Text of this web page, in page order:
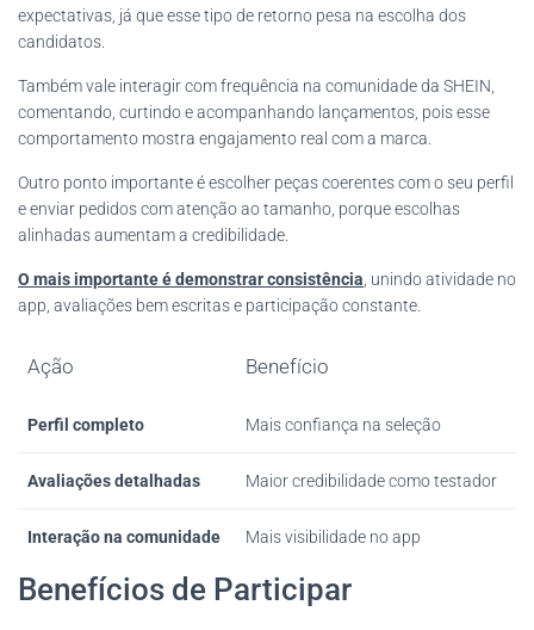
expectativas, já que esse tipo de retorno pesa na escolha dos
candidatos.
Também vale interagir com frequência na comunidade da SHEIN,
comentando, curtindo e acompanhando lançamentos, pois esse
comportamento mostra engajamento real com a marca.
Outro ponto importante é escolher peças coerentes com o seu perfil
e enviar pedidos com atenção ao tamanho, porque escolhas
alinhadas aumentam a credibilidade.
O mais importante é demonstrar consistência , unindo atividade no
app, avaliações bem escritas e participação constante.
Ação Benefício
Perfil completo Mais confiança na seleção
Avaliações detalhadas Maior credibilidade como testador
Interação na comunidade Mais visibilidade no app
Benefícios de Participar